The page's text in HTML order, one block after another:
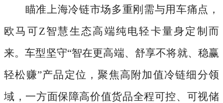
瞄准上海冷链市场多重刚需与用车痛点，
欧马可Z智慧生态高端纯电轻卡量身定制而
来。车型坚守“智在更高端、舒享不将就、稳赢
轻松赚”产品定位，聚焦高附加值冷链细分领
域，一方面保障高价值货品全程可控、可视储